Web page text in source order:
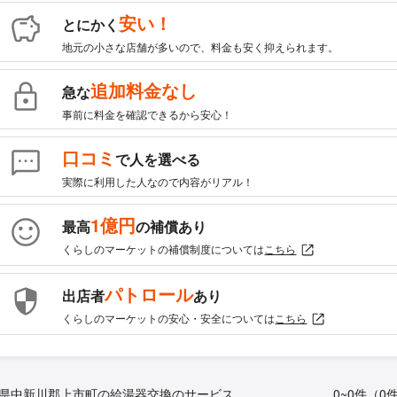
とにかく安い！
地元の小さな店舗が多いので、料金も安く抑えられます。
急な追加料金なし
事前に料金を確認できるから安心！
口コミで人を選べる
実際に利用した人なので内容がリアル！
最高1億円の補償あり
くらしのマーケットの補償制度については こちら
出店者パトロールあり
くらしのマーケットの安心・安全については こちら
中新川郡上市町の給湯器交換のサービス 0~0件（0